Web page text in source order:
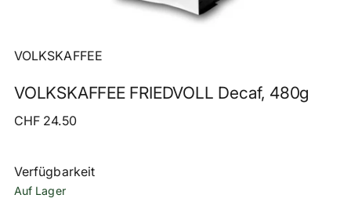
VOLKSKAFFEE
VOLKSKAFFEE FRIEDVOLL Decaf, 480g
Regulärer
CHF 24.50
Verfügbarkeit
Auf Lager